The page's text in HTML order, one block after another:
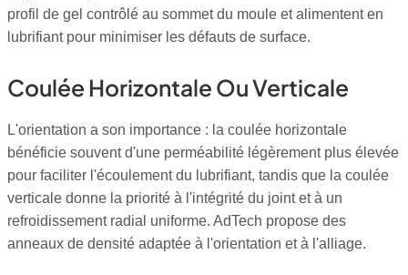
profil de gel contrôlé au sommet du moule et alimentent en
lubrifiant pour minimiser les défauts de surface.
Coulée Horizontale Ou Verticale
L'orientation a son importance : la coulée horizontale
bénéficie souvent d'une perméabilité légèrement plus élevée
pour faciliter l'écoulement du lubrifiant, tandis que la coulée
verticale donne la priorité à l'intégrité du joint et à un
refroidissement radial uniforme. AdTech propose des
anneaux de densité adaptée à l'orientation et à l'alliage.